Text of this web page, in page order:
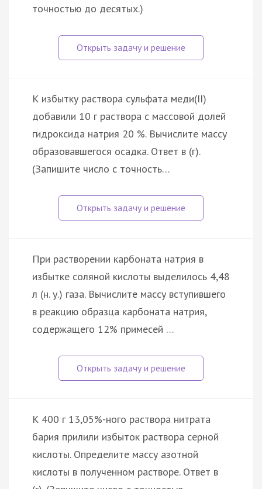
точностью до десятых.)
К избытку раствора сульфата меди(II)
добавили 10 г раствора с массовой долей
гидроксида натрия 20 %. Вычислите массу
образовавшегося осадка. Ответ в (г).
(Запишите число с точность…
При растворении карбоната натрия в
избытке соляной кислоты выделилось 4,48
л (н. у.) газа. Вычислите массу вступившего
в реакцию образца карбоната натрия,
содержащего 12% примесей …
К 400 г 13,05%-ного раствора нитрата
бария прилили избыток раствора серной
кислоты. Определите массу азотной
кислоты в полученном растворе. Ответ в